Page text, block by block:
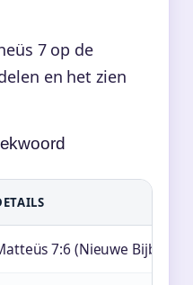
7 op de
en het zien
7:6 (Nieuwe